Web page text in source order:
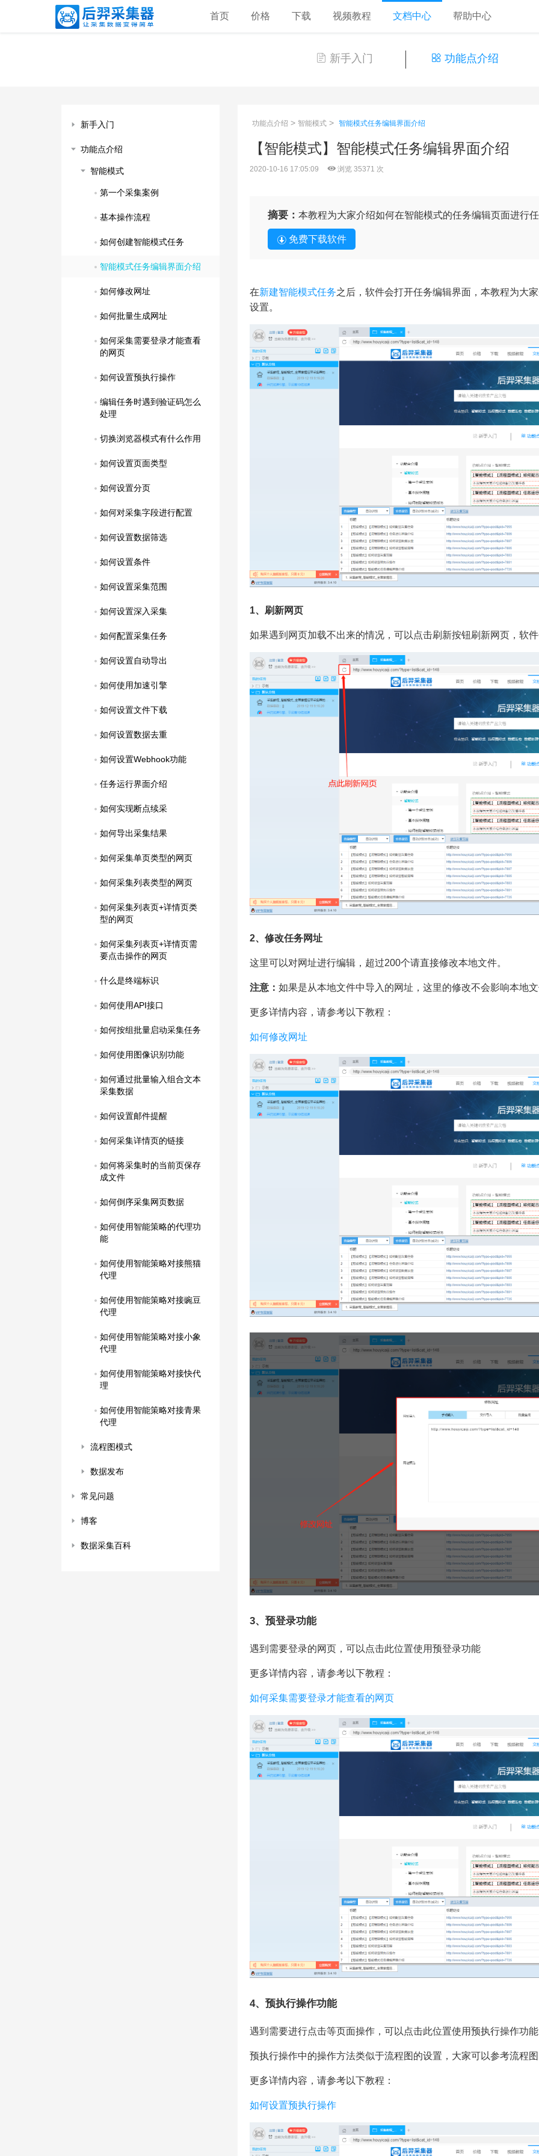
首页 价格 下载 视频教程 文档中心 帮助中心
新手入门 功能点介绍
新手入门
功能点介绍
智能模式
第一个采集案例
基本操作流程
如何创建智能模式任务
智能模式任务编辑界面介绍
如何修改网址
如何批量生成网址
如何采集需要登录才能查看
的网页
如何设置预执行操作
编辑任务时遇到验证码怎么
处理
切换浏览器模式有什么作用
如何设置页面类型
如何设置分页
如何对采集字段进行配置
如何设置数据筛选
如何设置条件
如何设置采集范围
如何设置深入采集
如何配置采集任务
如何设置自动导出
如何使用加速引擎
如何设置文件下载
如何设置数据去重
如何设置Webhook功能
任务运行界面介绍
如何实现断点续采
如何导出采集结果
如何采集单页类型的网页
如何采集列表类型的网页
如何采集列表页+详情页类
型的网页
如何采集列表页+详情页需
要点击操作的网页
什么是终端标识
如何使用API接口
如何按组批量启动采集任务
如何使用图像识别功能
如何通过批量输入组合文本
采集数据
如何设置邮件提醒
如何采集详情页的链接
如何将采集时的当前页保存
成文件
如何倒序采集网页数据
如何使用智能策略的代理功
能
如何使用智能策略对接熊猫
代理
如何使用智能策略对接豌豆
代理
如何使用智能策略对接小象
代理
如何使用智能策略对接快代
理
如何使用智能策略对接青果
代理
流程图模式
数据发布
常见问题
博客
数据采集百科
功能点介绍 > 智能模式 > 智能模式任务编辑界面介绍
【智能模式】智能模式任务编辑界面介绍
2020-10-16 17:05:09 浏览 35371 次
摘要： 本教程为大家介绍如何在智能模式的任务编辑页面进行
免费下载软件
在新建智能模式任务之后，软件会打开任务编辑界面，本教程为大
设置。
1、刷新网页
如果遇到网页加载不出来的情况，可以点击刷新按钮刷新网页，软
2、修改任务网址
这里可以对网址进行编辑，超过200个请直接修改本地文件。
注意： 如果是从本地文件中导入的网址，这里的修改不会影响本地
更多详情内容，请参考以下教程：
如何修改网址
3、预登录功能
遇到需要登录的网页，可以点击此位置使用预登录功能
更多详情内容，请参考以下教程：
如何采集需要登录才能查看的网页
4、预执行操作功能
遇到需要进行点击等页面操作，可以点击此位置使用预执行操作功
预执行操作中的操作方法类似于流程图的设置，大家可以参考流程
更多详情内容，请参考以下教程：
如何设置预执行操作